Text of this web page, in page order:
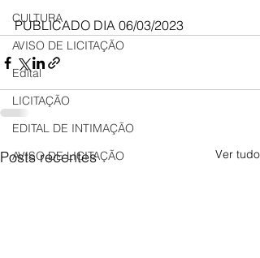
CULTURA
AVISO DE LICITAÇÃO
Edital
LICITAÇÃO
EDITAL DE INTIMAÇÃO
AVISO DE LICITAÇÃO
PUBLICADO DIA 06/03/2023
Posts recentes Ver tudo